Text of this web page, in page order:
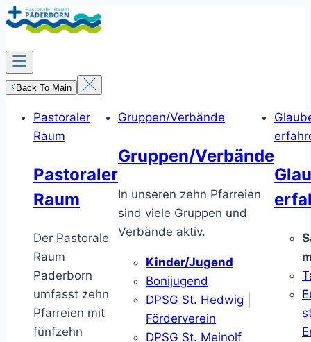
Zum
Inhalt
springen
Back To Main
Pastoraler
Raum
Pastoraler
Raum
Der Pastorale
Raum
Paderborn
umfasst zehn
Pfarreien mit
fünfzehn
Gruppen/Verbände
Gruppen/Verbände
In unseren zehn Pfarreien
sind viele Gruppen und
Verbände aktiv.
Kinder/Jugend
Bonijugend
DPSG St. Hedwig
Förderverein
DPSG St. Meinolf